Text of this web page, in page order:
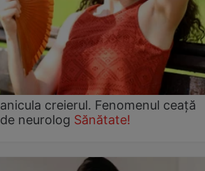
creierul. Fenomenul ceață
neurolog Sănătate!